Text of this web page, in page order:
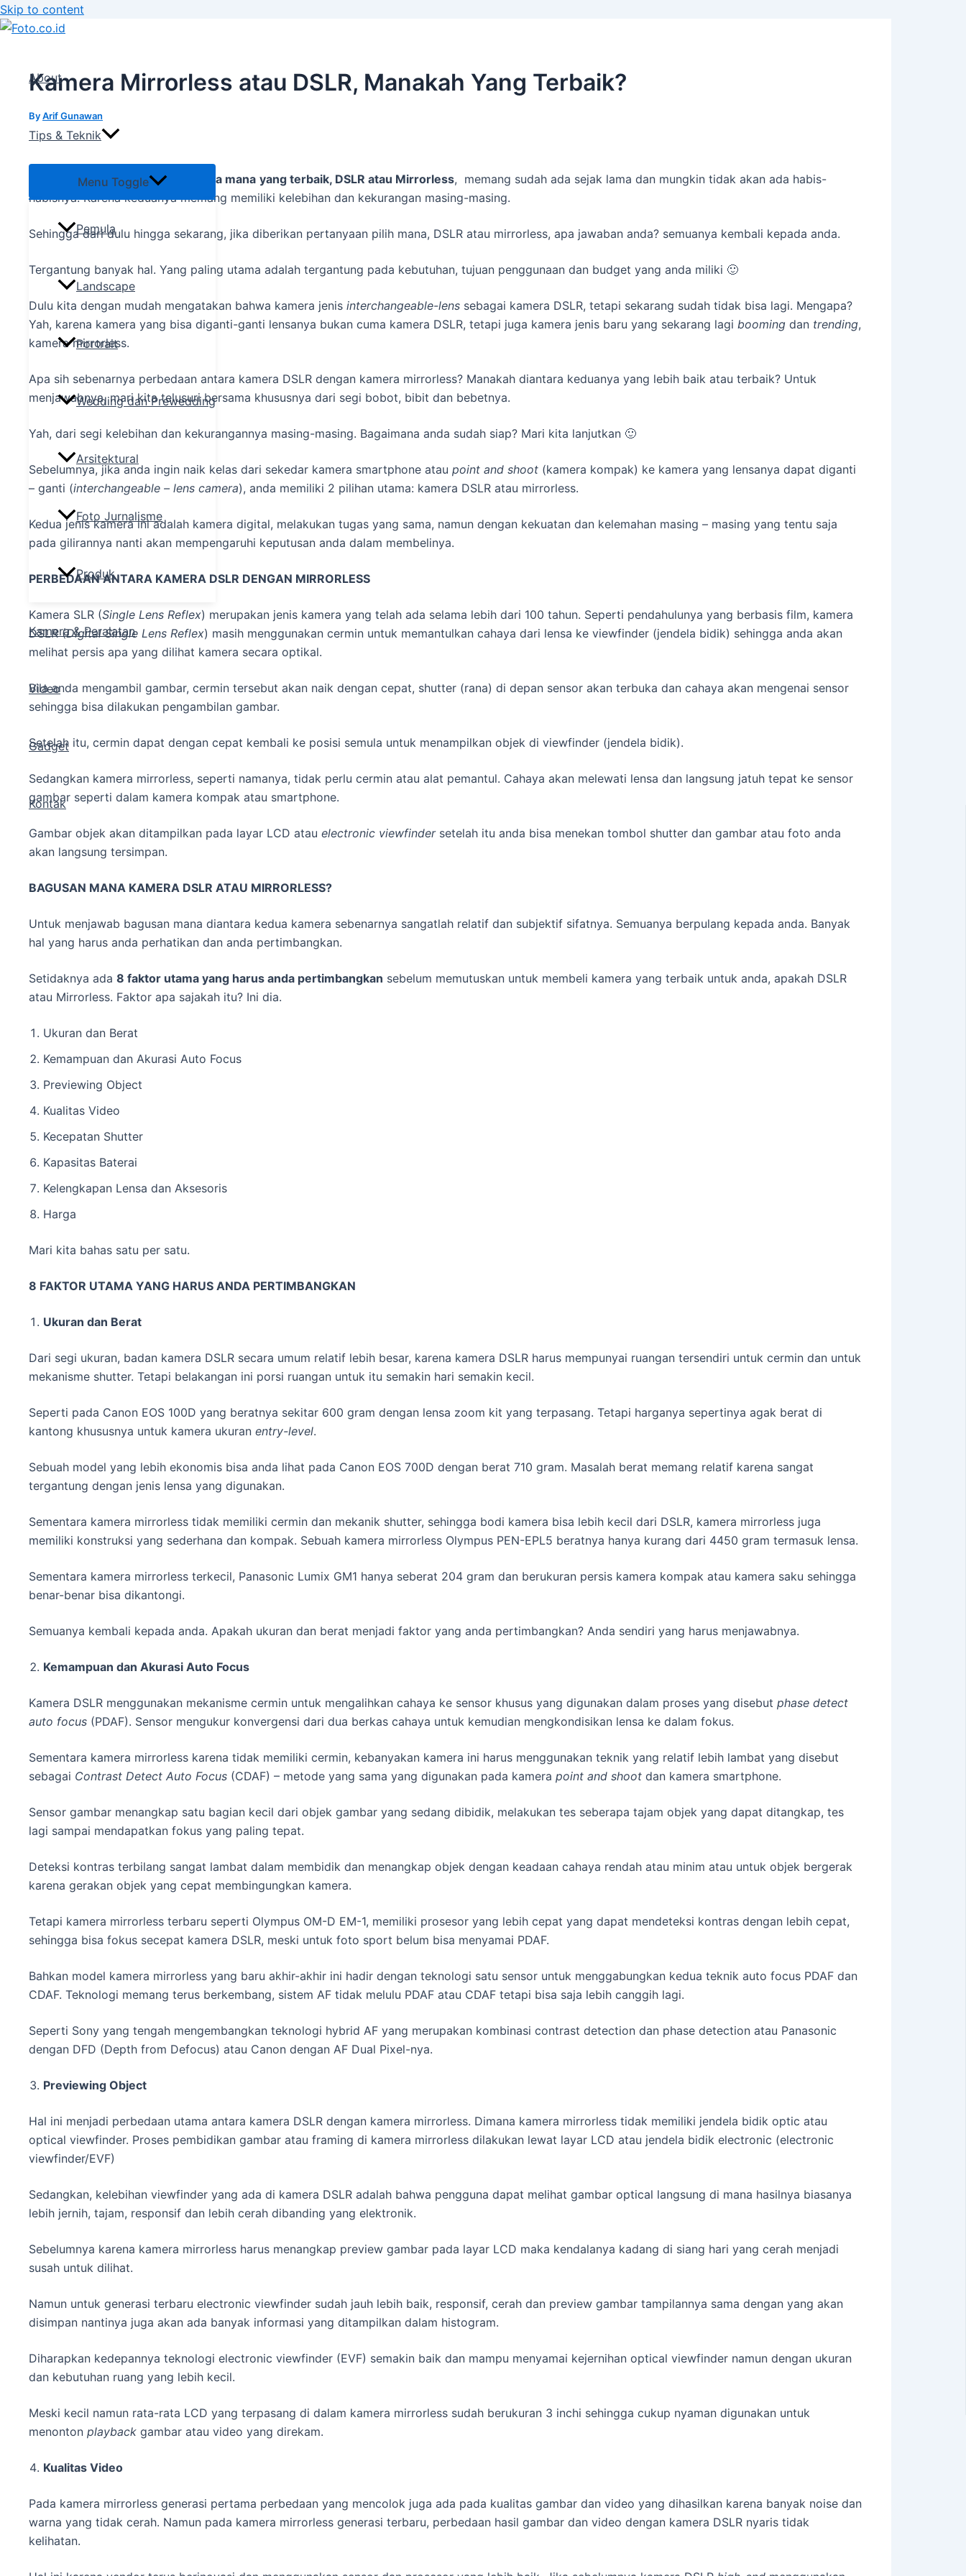
Skip to content
About
Tips & Teknik
Menu Toggle
Pemula
Landscape
Portrait
Wedding dan Prewedding
Arsitektural
Foto Jurnalisme
Produk
Kamera & Peralatan
Video
Gadget
Kontak
Kamera Mirrorless atau DSLR, Manakah Yang Terbaik?
ByArif Gunawan
Perdebatan panjang antara kamera mana yang terbaik, DSLR atau Mirrorless, memang sudah ada sejak lama dan mungkin tidak akan ada habis-
habisnya. Karena keduanya memang memiliki kelebihan dan kekurangan masing-masing.
Sehingga dari dulu hingga sekarang, jika diberikan pertanyaan pilih mana, DSLR atau mirrorless, apa jawaban anda? semuanya kembali kepada anda.
Tergantung banyak hal. Yang paling utama adalah tergantung pada kebutuhan, tujuan penggunaan dan budget yang anda miliki 🙂
Dulu kita dengan mudah mengatakan bahwa kamera jenis interchangeable-lens sebagai kamera DSLR, tetapi sekarang sudah tidak bisa lagi. Mengapa?
Yah, karena kamera yang bisa diganti-ganti lensanya bukan cuma kamera DSLR, tetapi juga kamera jenis baru yang sekarang lagi booming dan trending,
kamera mirrorless.
Apa sih sebenarnya perbedaan antara kamera DSLR dengan kamera mirrorless? Manakah diantara keduanya yang lebih baik atau terbaik? Untuk
menjawabnya, mari kita telusuri bersama khususnya dari segi bobot, bibit dan bebetnya.
Yah, dari segi kelebihan dan kekurangannya masing-masing. Bagaimana anda sudah siap? Mari kita lanjutkan 🙂
Sebelumnya, jika anda ingin naik kelas dari sekedar kamera smartphone atau point and shoot (kamera kompak) ke kamera yang lensanya dapat diganti
– ganti (interchangeable – lens camera), anda memiliki 2 pilihan utama: kamera DSLR atau mirrorless.
Kedua jenis kamera ini adalah kamera digital, melakukan tugas yang sama, namun dengan kekuatan dan kelemahan masing – masing yang tentu saja
pada gilirannya nanti akan mempengaruhi keputusan anda dalam membelinya.
PERBEDAAN ANTARA KAMERA DSLR DENGAN MIRRORLESS
Kamera SLR (Single Lens Reflex) merupakan jenis kamera yang telah ada selama lebih dari 100 tahun. Seperti pendahulunya yang berbasis film, kamera
DSLR (Digital Single Lens Reflex) masih menggunakan cermin untuk memantulkan cahaya dari lensa ke viewfinder (jendela bidik) sehingga anda akan
melihat persis apa yang dilihat kamera secara optikal.
Bila anda mengambil gambar, cermin tersebut akan naik dengan cepat, shutter (rana) di depan sensor akan terbuka dan cahaya akan mengenai sensor
sehingga bisa dilakukan pengambilan gambar.
Setelah itu, cermin dapat dengan cepat kembali ke posisi semula untuk menampilkan objek di viewfinder (jendela bidik).
Sedangkan kamera mirrorless, seperti namanya, tidak perlu cermin atau alat pemantul. Cahaya akan melewati lensa dan langsung jatuh tepat ke sensor
gambar seperti dalam kamera kompak atau smartphone.
Gambar objek akan ditampilkan pada layar LCD atau electronic viewfindersetelah itu anda bisa menekan tombol shutter dan gambar atau foto anda
akan langsung tersimpan.
BAGUSAN MANA KAMERA DSLR ATAU MIRRORLESS?
Untuk menjawab bagusan mana diantara kedua kamera sebenarnya sangatlah relatif dan subjektif sifatnya. Semuanya berpulang kepada anda. Banyak
hal yang harus anda perhatikan dan anda pertimbangkan.
Setidaknya ada 8 faktor utama yang harus anda pertimbangkan sebelum memutuskan untuk membeli kamera yang terbaik untuk anda, apakah DSLR
atau Mirrorless. Faktor apa sajakah itu? Ini dia.
Ukuran dan Berat
Kemampuan dan Akurasi Auto Focus
Previewing Object
Kualitas Video
Kecepatan Shutter
Kapasitas Baterai
Kelengkapan Lensa dan Aksesoris
Harga
Mari kita bahas satu per satu.
8 FAKTOR UTAMA YANG HARUS ANDA PERTIMBANGKAN
Ukuran dan Berat
Dari segi ukuran, badan kamera DSLR secara umum relatif lebih besar, karena kamera DSLR harus mempunyai ruangan tersendiri untuk cermin dan untuk
mekanisme shutter. Tetapi belakangan ini porsi ruangan untuk itu semakin hari semakin kecil.
Seperti pada Canon EOS 100D yang beratnya sekitar 600 gram dengan lensa zoom kit yang terpasang. Tetapi harganya sepertinya agak berat di
kantong khususnya untuk kamera ukuran entry-level.
Sebuah model yang lebih ekonomis bisa anda lihat pada Canon EOS 700D dengan berat 710 gram. Masalah berat memang relatif karena sangat
tergantung dengan jenis lensa yang digunakan.
Sementara kamera mirrorless tidak memiliki cermin dan mekanik shutter, sehingga bodi kamera bisa lebih kecil dari DSLR, kamera mirrorless juga
memiliki konstruksi yang sederhana dan kompak. Sebuah kamera mirrorless Olympus PEN-EPL5 beratnya hanya kurang dari 4450 gram termasuk lensa.
Sementara kamera mirrorless terkecil, Panasonic Lumix GM1 hanya seberat 204 gram dan berukuran persis kamera kompak atau kamera saku sehingga
benar-benar bisa dikantongi.
Semuanya kembali kepada anda. Apakah ukuran dan berat menjadi faktor yang anda pertimbangkan? Anda sendiri yang harus menjawabnya.
Kemampuan dan Akurasi Auto Focus
Kamera DSLR menggunakan mekanisme cermin untuk mengalihkan cahaya ke sensor khusus yang digunakan dalam proses yang disebut phase detect
auto focus (PDAF). Sensor mengukur konvergensi dari dua berkas cahaya untuk kemudian mengkondisikan lensa ke dalam fokus.
Sementara kamera mirrorless karena tidak memiliki cermin, kebanyakan kamera ini harus menggunakan teknik yang relatif lebih lambat yang disebut
sebagai Contrast Detect Auto Focus (CDAF) – metode yang sama yang digunakan pada kamera point and shoot dan kamera smartphone.
Sensor gambar menangkap satu bagian kecil dari objek gambar yang sedang dibidik, melakukan tes seberapa tajam objek yang dapat ditangkap, tes
lagi sampai mendapatkan fokus yang paling tepat.
Deteksi kontras terbilang sangat lambat dalam membidik dan menangkap objek dengan keadaan cahaya rendah atau minim atau untuk objek bergerak
karena gerakan objek yang cepat membingungkan kamera.
Tetapi kamera mirrorless terbaru seperti Olympus OM-D EM-1, memiliki prosesor yang lebih cepat yang dapat mendeteksi kontras dengan lebih cepat,
sehingga bisa fokus secepat kamera DSLR, meski untuk foto sport belum bisa menyamai PDAF.
Bahkan model kamera mirrorless yang baru akhir-akhir ini hadir dengan teknologi satu sensor untuk menggabungkan kedua teknik auto focus PDAF dan
CDAF. Teknologi memang terus berkembang, sistem AF tidak melulu PDAF atau CDAF tetapi bisa saja lebih canggih lagi.
Seperti Sony yang tengah mengembangkan teknologi hybrid AF yang merupakan kombinasi contrast detection dan phase detection atau Panasonic
dengan DFD (Depth from Defocus) atau Canon dengan AF Dual Pixel-nya.
Previewing Object
Hal ini menjadi perbedaan utama antara kamera DSLR dengan kamera mirrorless. Dimana kamera mirrorless tidak memiliki jendela bidik optic atau
optical viewfinder. Proses pembidikan gambar atau framing di kamera mirrorless dilakukan lewat layar LCD atau jendela bidik electronic (electronic
viewfinder/EVF)
Sedangkan, kelebihan viewfinder yang ada di kamera DSLR adalah bahwa pengguna dapat melihat gambar optical langsung di mana hasilnya biasanya
lebih jernih, tajam, responsif dan lebih cerah dibanding yang elektronik.
Sebelumnya karena kamera mirrorless harus menangkap preview gambar pada layar LCD maka kendalanya kadang di siang hari yang cerah menjadi
susah untuk dilihat.
Namun untuk generasi terbaru electronic viewfinder sudah jauh lebih baik, responsif, cerah dan preview gambar tampilannya sama dengan yang akan
disimpan nantinya juga akan ada banyak informasi yang ditampilkan dalam histogram.
Diharapkan kedepannya teknologi electronic viewfinder (EVF) semakin baik dan mampu menyamai kejernihan optical viewfinder namun dengan ukuran
dan kebutuhan ruang yang lebih kecil.
Meski kecil namun rata-rata LCD yang terpasang di dalam kamera mirrorless sudah berukuran 3 inchi sehingga cukup nyaman digunakan untuk
menonton playback gambar atau video yang direkam.
Kualitas Video
Pada kamera mirrorless generasi pertama perbedaan yang mencolok juga ada pada kualitas gambar dan video yang dihasilkan karena banyak noise dan
warna yang tidak cerah. Namun pada kamera mirrorless generasi terbaru, perbedaan hasil gambar dan video dengan kamera DSLR nyaris tidak
kelihatan.